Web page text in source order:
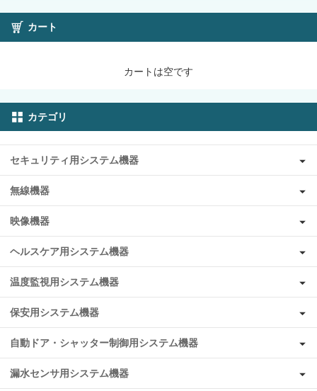
カート
カートは空です
カテゴリ
セキュリティ用システム機器
無線機器
映像機器
ヘルスケア用システム機器
温度監視用システム機器
保安用システム機器
自動ドア・シャッター制御用システム機器
漏水センサ用システム機器